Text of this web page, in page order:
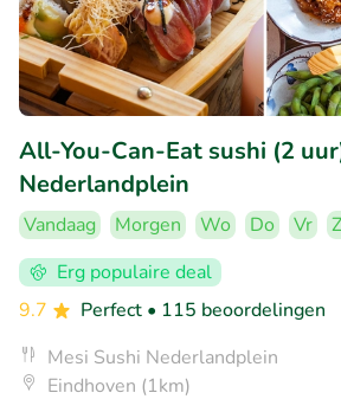
All-You-Can-Eat sushi (2
Nederlandplein
Vandaag Morgen Wo Do Vr
Erg populaire deal
9.7
Perfect • 115 beoordelingen
Mesi Sushi Nederlandplein
Eindhoven (1km)